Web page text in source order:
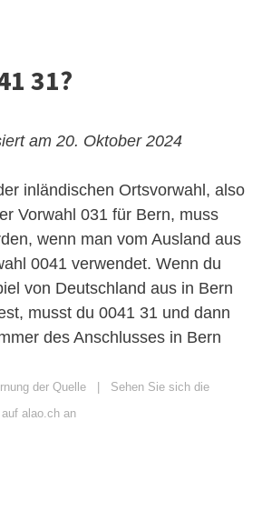
31?
am 20. Oktober 2024
inländischen Ortsvorwahl, also
Vorwahl 031 für Bern, muss
wenn man vom Ausland aus
0041 verwendet. Wenn du
von Deutschland aus in Bern
musst du 0041 31 und dann
des Anschlusses in Bern
der Quelle
Sehen Sie sich die
alao.ch an